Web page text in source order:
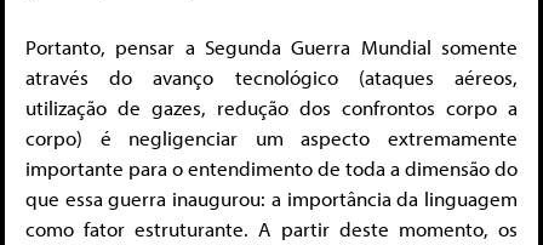
Portanto, pensar a Segunda Guerra Mundial somente
através do avanço tecnológico (ataques aéreos,
utilização de gazes, redução dos confrontos corpo a
corpo) é negligenciar um aspecto extremamente
importante para o entendimento de toda a dimensão do
que essa guerra inaugurou: a importância da linguagem
como fator estruturante. A partir deste momento, os